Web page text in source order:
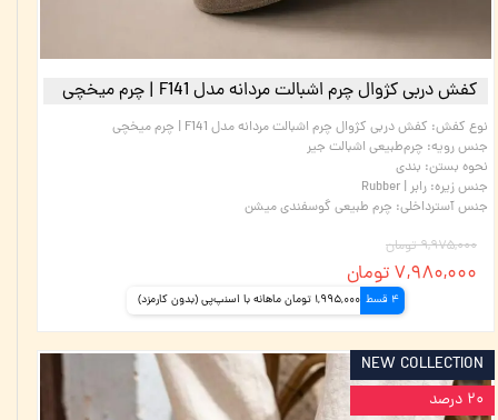
کفش دربی کژوال چرم اشبالت مردانه مدل F141 | چرم میخچی
نوع کفش: کفش دربی کژوال چرم اشبالت مردانه مدل F141 | چرم میخچی
جنس رویه: چرم‌طبیعی اشبالت جیر
نحوه بستن: بندی
جنس زیره: رابر | Rubber
جنس آسترداخلی: چرم طبیعی گوسفندی میشن
۹,۹۷۵,۰۰۰ تومان
۷,۹۸۰,۰۰۰ تومان
4 قسط 1,995,000 تومان ماهانه با اسنپ‌پی (بدون کارمزد)
NEW COLLECTION
۲۰ درصد